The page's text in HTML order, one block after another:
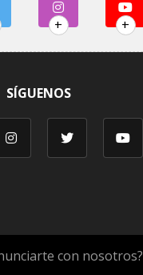
+ +
SÍGUENOS
con nosotros?